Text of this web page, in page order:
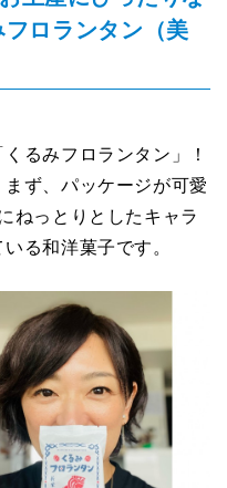
ロランタン（美
るみフロランタン」！
ず、パッケージが可愛
ねっとりとしたキャラ
る和洋菓子です。